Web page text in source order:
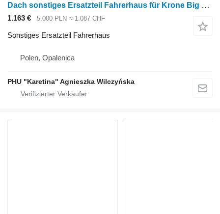
Dach sonstiges Ersatzteil Fahrerhaus für Krone Big M II Mähwerk
1.163 € 5.000 PLN ≈ 1.087 CHF
Sonstiges Ersatzteil Fahrerhaus
Polen, Opalenica
PHU "Karetina" Agnieszka Wilczyńska